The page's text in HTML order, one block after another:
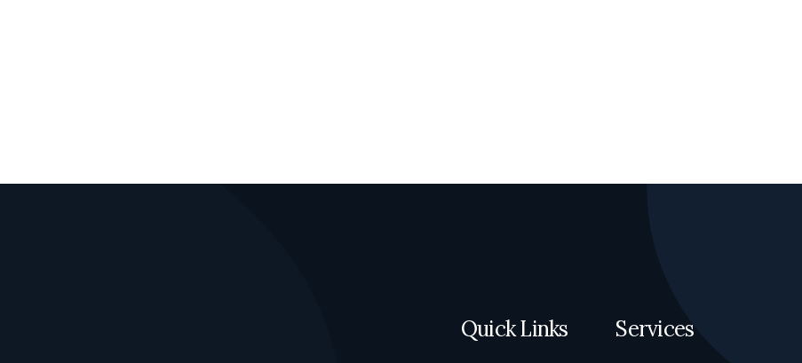
Quick Links Services